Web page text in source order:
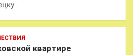
квартире